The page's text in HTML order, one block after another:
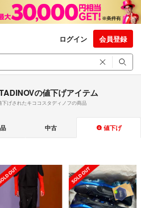
ログイン 会員登録
の値下げアイテム
下げされたキココスタディノフの商品
中古 値下げ